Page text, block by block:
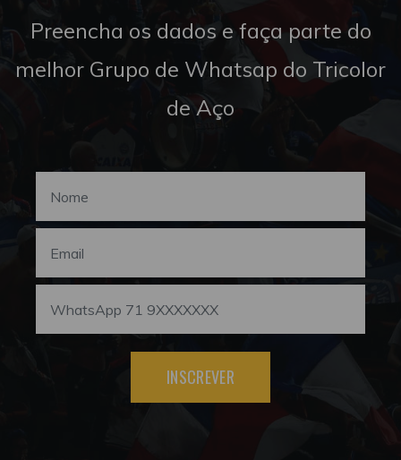
Preencha os dados e faça parte do
melhor Grupo de Whatsap do Tricolor
de Aço
INSCREVER